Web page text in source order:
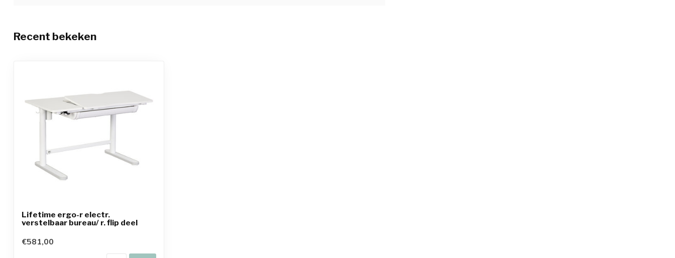
Recent bekeken
Lifetime ergo-r electr.
verstelbaar bureau/ r. flip deel
€581,00